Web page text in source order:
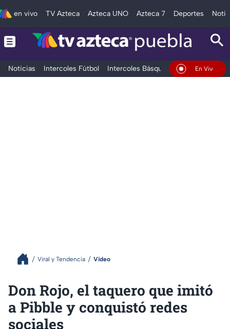
en vivo TV Azteca Azteca UNO Azteca 7 Deportes
Noticias Intercoles Fútbol Intercoles Básquetbol Deportes
En Vivo
Viral y Tendencia Video
Don Rojo, el taquero que imitó
a Pibble y conquistó redes
sociales